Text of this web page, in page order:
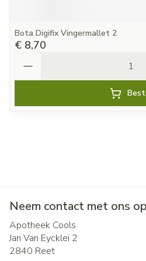
Bota Digifix Vingermallet 2
€ 8,70
Neem contact met ons op
Apotheek Cools
Jan Van Eycklei 2
2840 Reet